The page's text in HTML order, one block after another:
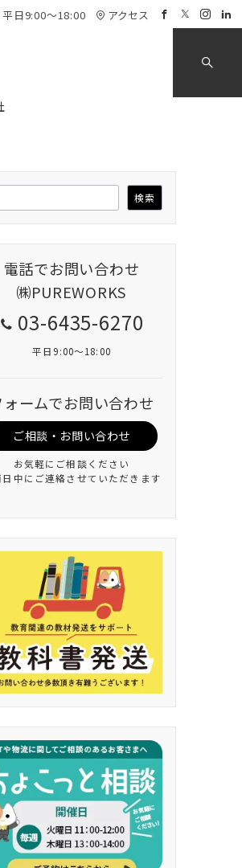
平日9:00～18:00 アクセス
検索
電話でお問い合わせ
㈱PUREWORKS
03-6435-6270
平日9:00～18:00
ォームでお問い合わせ
ご相談・お問い合わせ
お気軽にご相談ください
日中にご連絡させていただきます